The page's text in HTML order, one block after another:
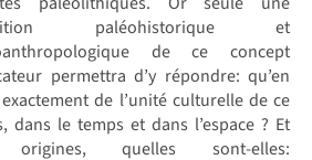
paléohistorique et
de ce concept
permettra d’y répondre: qu’en
de l’unité culturelle de ce
dans le temps et dans l’espace ? Et
quelles sont-elles: